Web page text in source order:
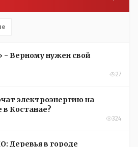
Верному нужен свой
27
электроэнергию на
Костанае?
324
Деревья в городе